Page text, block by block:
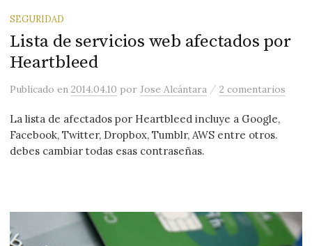
SEGURIDAD
Lista de servicios web afectados por
Heartbleed
Publicadoen2014.04.10 porJose Alcántara /2 comentarios
La lista de afectados por Heartbleed incluye a Google,
Facebook, Twitter, Dropbox, Tumblr, AWS entre otros.
debes cambiar todas esas contraseñas.